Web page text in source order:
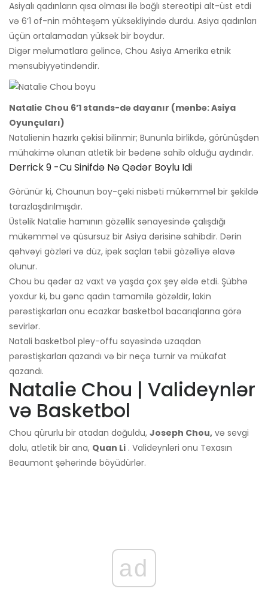
Asiyalı qadınların qısa olması ilə bağlı stereotipi alt-üst etdi
və 6’1 of-nin möhtəşəm yüksəkliyində durdu. Asiya qadınları
üçün ortalamadan yüksək bir boydur.
Digər məlumatlara gəlincə, Chou Asiya Amerika etnik
mənsubiyyətindəndir.
Natalie Chou 6’1 stands-də dayanır (mənbə: Asiya
Oyunçuları)
Natalienin hazırkı çəkisi bilinmir; Bununla birlikdə, görünüşdən
mühakimə olunan atletik bir bədənə sahib olduğu aydındır.
Derrick 9 -cu Sinifdə Nə Qədər Boylu Idi
Görünür ki, Chounun boy-çəki nisbəti mükəmməl bir şəkildə
tarazlaşdırılmışdır.
Üstəlik Natalie hamının gözəllik sənayesində çalışdığı
mükəmməl və qüsursuz bir Asiya dərisinə sahibdir. Dərin
qəhvəyi gözləri və düz, ipək saçları təbii gözəlliyə əlavə
olunur.
Chou bu qədər az vaxt və yaşda çox şey əldə etdi. Şübhə
yoxdur ki, bu gənc qadın tamamilə gözəldir, lakin
pərəstişkarları onu ecazkar basketbol bacarıqlarına görə
sevirlər.
Natali basketbol pley-offu sayəsində uzaqdan
pərəstişkarları qazandı və bir neçə turnir və mükafat
qazandı.
Natalie Chou | Valideynlər
və Basketbol
Chou qürurlu bir atadan doğuldu, Joseph Chou, və sevgi
dolu, atletik bir ana, Quan Li . Valideynləri onu Texasın
Beaumont şəhərində böyüdürlər.
ad